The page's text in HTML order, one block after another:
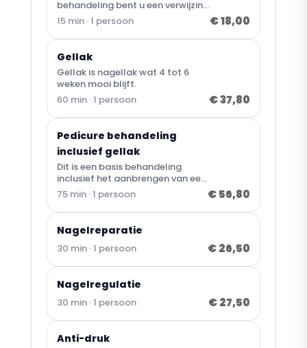
behandeling bent u een verwijzing
nodig van de huisarts of
podotherapeut.
15 min · 1 persoon € 18,00
Gellak
Gellak is nagellak wat 4 tot 6
weken mooi blijft.
60 min · 1 persoon
€ 37,80
Pedicure behandeling
inclusief gellak
Dit is een basis behandeling
inclusief het aanbrengen van een
gellak.
75 min · 1 persoon € 56,80
Nagelreparatie
30 min · 1 persoon € 26,50
Nagelregulatie
30 min · 1 persoon € 27,50
Anti-druk